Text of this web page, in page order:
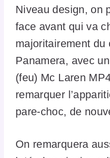
Niveau design, on
face avant qui va
majoritairement du
Panamera, avec
(feu) Mc Laren
remarquer
pare-choc, de
On remarquera